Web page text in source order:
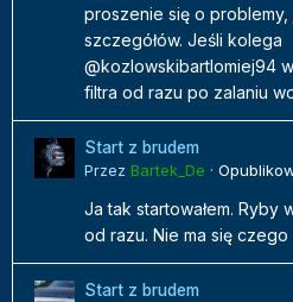
proszenie się o problemy,
szczegółów. Jeśli kolega
@kozlowskibartlomiej94
filtra od razu po zalaniu
Start z brudem
Przez Bartek_De ·
Ja tak startowałem. Ryby
od razu. Nie ma się
Start z brudem